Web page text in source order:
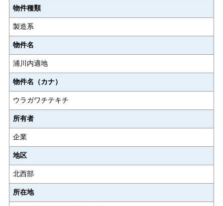
物件種類
製造系
物件名
浦川内適地
物件名（カナ）
ウラガワチテキチ
所有者
企業
地区
北西部
所在地